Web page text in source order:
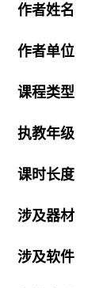
作者姓名
作者单位
课程类型
执教年级
课时长度
涉及器材
涉及软件